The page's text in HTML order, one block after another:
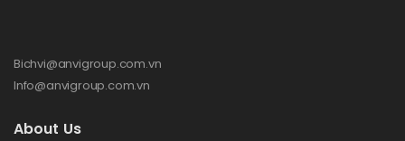
Bichvi@anvigroup.com.vn
Info@anvigroup.com.vn
About Us